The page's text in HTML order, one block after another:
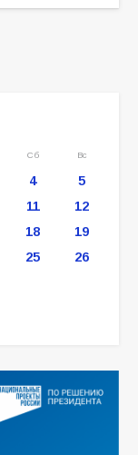
Сб Вс
4
5
11
12
18
19
25
26